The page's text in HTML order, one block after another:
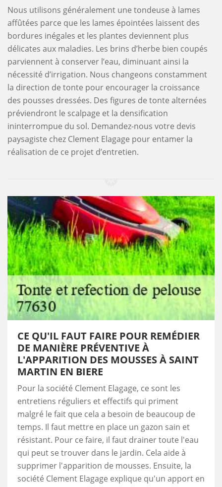
Nous utilisons généralement une tondeuse à lames
affûtées parce que les lames épointées laissent des
bordures inégales et les plantes deviennent plus
délicates aux maladies. Les brins d’herbe bien coupés
parviennent à conserver l’eau, diminuant ainsi la
nécessité d’irrigation. Nous changeons constamment
la direction de tonte pour encourager la croissance
des pousses dressées. Des figures de tonte alternées
préviendront le scalpage et la densification
ininterrompue du sol. Demandez-nous votre devis
paysagiste chez Clement Elagage pour entamer la
réalisation de ce projet d’entretien.
CE QU'IL FAUT FAIRE POUR REMÉDIER
DE MANIÈRE PRÉVENTIVE À
L'APPARITION DES MOUSSES À SAINT
MARTIN EN BIERE
Pour la société Clement Elagage, ce sont les
entretiens réguliers et effectifs qui priment
malgré le fait que cela a besoin de beaucoup de
temps. Il faut mettre en place un gazon sain et
résistant. Pour ce faire, il faut drainer toute l'eau
qui peut se trouver dans le jardin. Cela aide à
supprimer l'apparition de mousses. Ensuite, la
société Clement Elagage explique qu'un apport en